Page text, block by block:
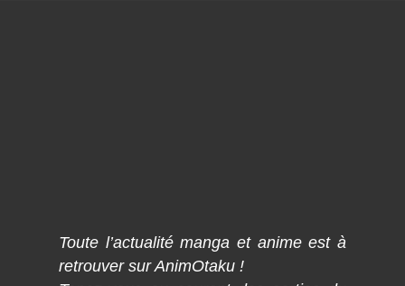
Toute l’actualité manga et anime est à
retrouver sur AnimOtaku !